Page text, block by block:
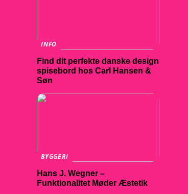
INFO
Find dit perfekte danske design
spisebord hos Carl Hansen &
Søn
BYGGERI
Hans J. Wegner –
Funktionalitet Møder Æstetik